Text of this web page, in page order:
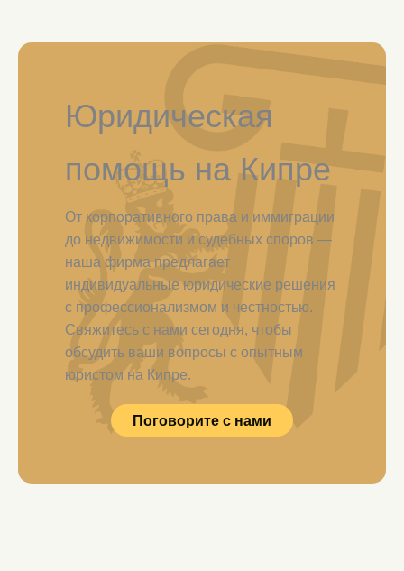
Юридическая
помощь на Кипре
От корпоративного права и иммиграции
до недвижимости и судебных споров —
наша фирма предлагает
индивидуальные юридические решения
с профессионализмом и честностью.
Свяжитесь с нами сегодня, чтобы
обсудить ваши вопросы с опытным
юристом на Кипре.
Поговорите с нами